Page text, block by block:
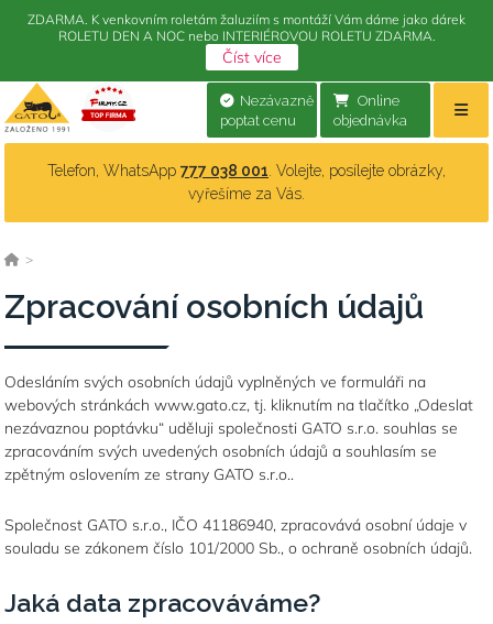
Online
objednávka
Nezávazně
poptat cenu
Telefon, WhatsApp 777 038 001 . Volejte, posílejte obrázky,
vyřešíme za Vás.
>
Zpracování osobních údajů
Odesláním svých osobních údajů vyplněných ve formuláři na
webových stránkách www.gato.cz, tj. kliknutím na tlačítko „Odeslat
nezávaznou poptávku“ uděluji společnosti GATO s.r.o. souhlas se
zpracováním svých uvedených osobních údajů a souhlasím se
zpětným oslovením ze strany GATO s.r.o..
Společnost GATO s.r.o., IČO 41186940, zpracovává osobní údaje v
souladu se zákonem číslo 101/2000 Sb., o ochraně osobních údajů.
Jaká data zpracováváme?
ZDARMA. K venkovním roletám žaluziím s montáží Vám dáme jako dárek
ROLETU DEN A NOC nebo INTERIÉROVOU ROLETU ZDARMA.
Číst více